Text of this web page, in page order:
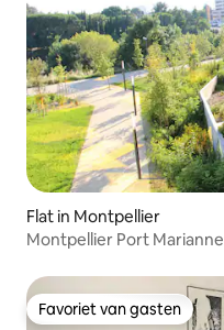
Flat in Montpellier
Montpellier Port
Favoriet van gasten
Favoriet van gasten